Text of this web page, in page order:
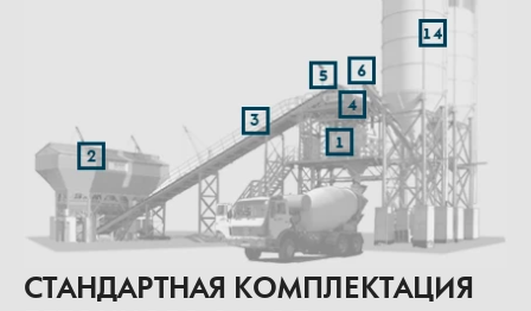
СТАНДАРТНАЯ КОМПЛЕКТАЦИЯ